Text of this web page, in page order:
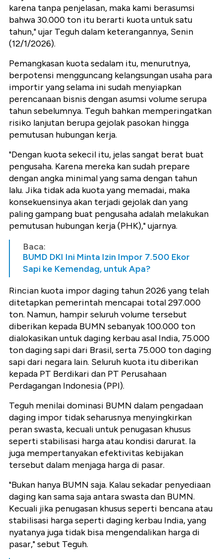
karena tanpa penjelasan, maka kami berasumsi
bahwa 30.000 ton itu berarti kuota untuk satu
tahun," ujar Teguh dalam keterangannya, Senin
(12/1/2026).
Pemangkasan kuota sedalam itu, menurutnya,
berpotensi mengguncang kelangsungan usaha para
importir yang selama ini sudah menyiapkan
perencanaan bisnis dengan asumsi volume serupa
tahun sebelumnya. Teguh bahkan memperingatkan
risiko lanjutan berupa gejolak pasokan hingga
pemutusan hubungan kerja.
"Dengan kuota sekecil itu, jelas sangat berat buat
pengusaha. Karena mereka kan sudah prepare
dengan angka minimal yang sama dengan tahun
lalu. Jika tidak ada kuota yang memadai, maka
konsekuensinya akan terjadi gejolak dan yang
paling gampang buat pengusaha adalah melakukan
pemutusan hubungan kerja (PHK)," ujarnya.
Baca:
BUMD DKI Ini Minta Izin Impor 7.500 Ekor
Sapi ke Kemendag, untuk Apa?
Rincian kuota impor daging tahun 2026 yang telah
ditetapkan pemerintah mencapai total 297.000
ton. Namun, hampir seluruh volume tersebut
diberikan kepada BUMN sebanyak 100.000 ton
dialokasikan untuk daging kerbau asal India, 75.000
ton daging sapi dari Brasil, serta 75.000 ton daging
sapi dari negara lain. Seluruh kuota itu diberikan
kepada PT Berdikari dan PT Perusahaan
Perdagangan Indonesia (PPI).
Teguh menilai dominasi BUMN dalam pengadaan
daging impor tidak seharusnya menyingkirkan
peran swasta, kecuali untuk penugasan khusus
seperti stabilisasi harga atau kondisi darurat. Ia
juga mempertanyakan efektivitas kebijakan
tersebut dalam menjaga harga di pasar.
"Bukan hanya BUMN saja. Kalau sekadar penyediaan
daging kan sama saja antara swasta dan BUMN.
Kecuali jika penugasan khusus seperti bencana atau
stabilisasi harga seperti daging kerbau India, yang
nyatanya juga tidak bisa mengendalikan harga di
pasar," sebut Teguh.